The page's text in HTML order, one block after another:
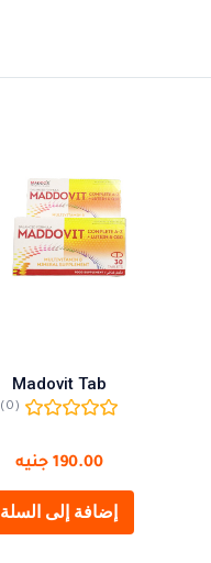
Madovit Tab
(0)
190.00 جنيه
إضافة إلى السلة